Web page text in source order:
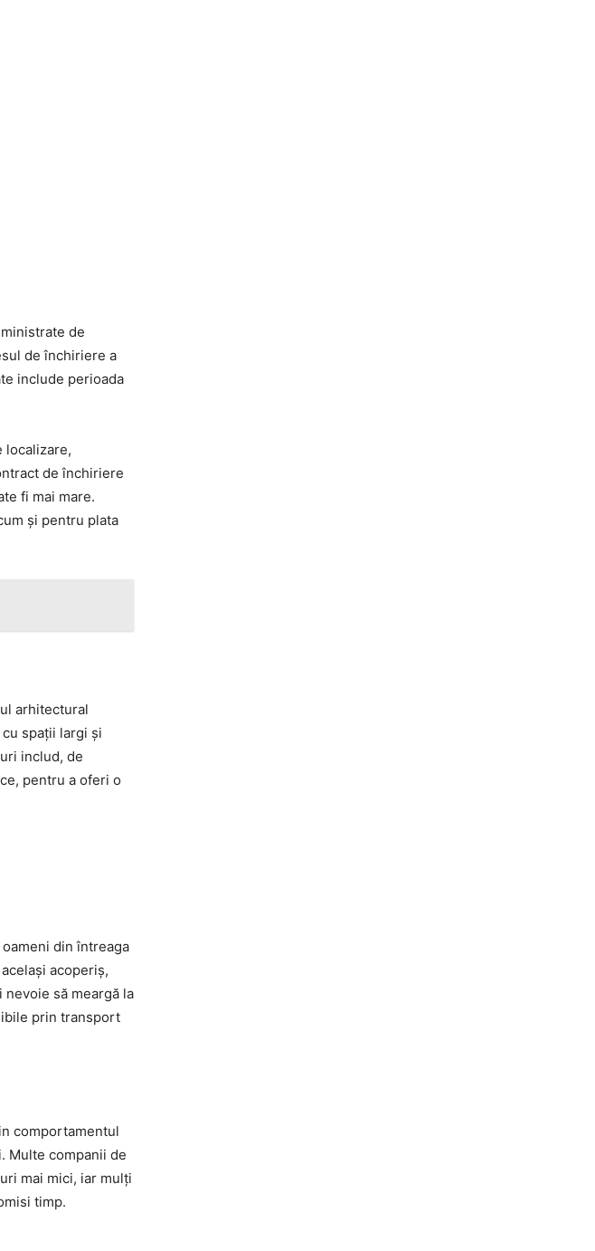
de
de închiriere a
include perioada
localizare,
de închiriere
fi mai mare.
și pentru plata
arhitectural
spații largi și
includ, de
pentru a oferi o
din întreaga
acoperiș,
să meargă la
prin transport
comportamentul
Multe companii de
mai mici, iar mulți
timp.